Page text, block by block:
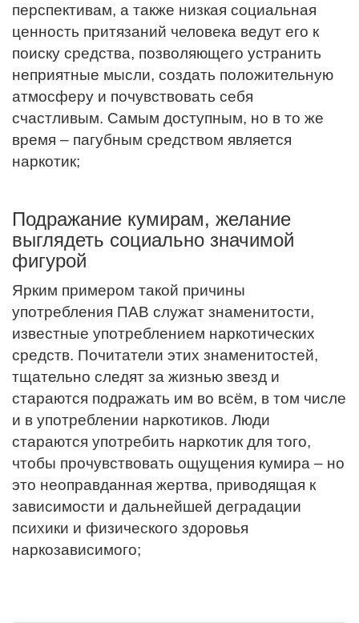
перспективам, а также низкая социальная
ценность притязаний человека ведут его к
поиску средства, позволяющего устранить
неприятные мысли, создать положительную
атмосферу и почувствовать себя
счастливым. Самым доступным, но в то же
время – пагубным средством является
наркотик;
Подражание кумирам, желание
выглядеть социально значимой
фигурой
Ярким примером такой причины
употребления ПАВ служат знаменитости,
известные употреблением наркотических
средств. Почитатели этих знаменитостей,
тщательно следят за жизнью звезд и
стараются подражать им во всём, в том числе
и в употреблении наркотиков. Люди
стараются употребить наркотик для того,
чтобы прочувствовать ощущения кумира – но
это неоправданная жертва, приводящая к
зависимости и дальнейшей деградации
психики и физического здоровья
наркозависимого;